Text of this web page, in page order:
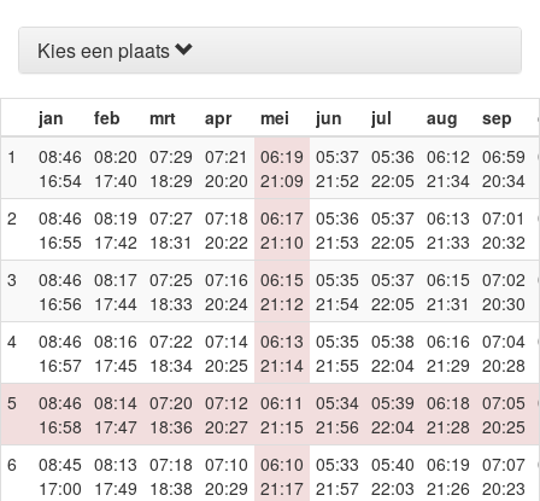
Kies een plaats
jan feb mrt apr mei jun jul aug sep
1
08:46
16:54
08:20
17:40
07:29
18:29
07:21
20:20
06:19
21:09
05:37
21:52
05:36
22:05
06:12
21:34
06:59
20:34
2
08:46
16:55
08:19
17:42
07:27
18:31
07:18
20:22
06:17
21:10
05:36
21:53
05:37
22:05
06:13
21:33
07:01
20:32
3
08:46
16:56
08:17
17:44
07:25
18:33
07:16
20:24
06:15
21:12
05:35
21:54
05:37
22:05
06:15
21:31
07:02
20:30
4
08:46
16:57
08:16
17:45
07:22
18:34
07:14
20:25
06:13
21:14
05:35
21:55
05:38
22:04
06:16
21:29
07:04
20:28
5
08:46
16:58
08:14
17:47
07:20
18:36
07:12
20:27
06:11
21:15
05:34
21:56
05:39
22:04
06:18
21:28
07:05
20:25
6
08:45
17:00
08:13
17:49
07:18
18:38
07:10
20:29
06:10
21:17
05:33
21:57
05:40
22:03
06:19
21:26
07:07
20:23